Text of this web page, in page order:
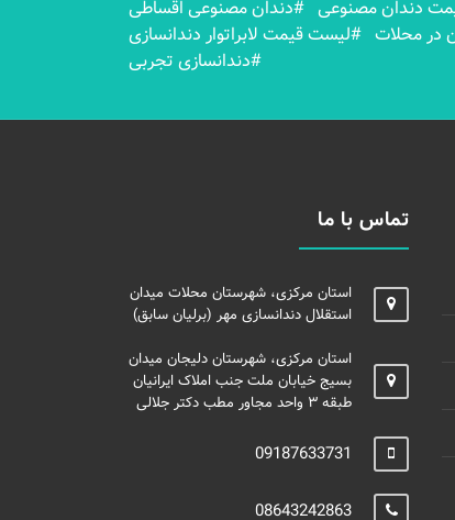
دندان مصنوعی #دندان مصنوعی اقساطی
در محلات #لیست قیمت لابراتوار دندانسازی
#دندانسازی تجربی
تماس با ما
استان مرکزی، شهرستان محلات میدان
استقلال دندانسازی مهر (برلیان سابق)
استان مرکزی، شهرستان دلیجان میدان
بسیج خیابان ملت جنب املاک ایرانیان
طبقه ۳ واحد مجاور مطب دکتر جلالی
09187633731
08643242863